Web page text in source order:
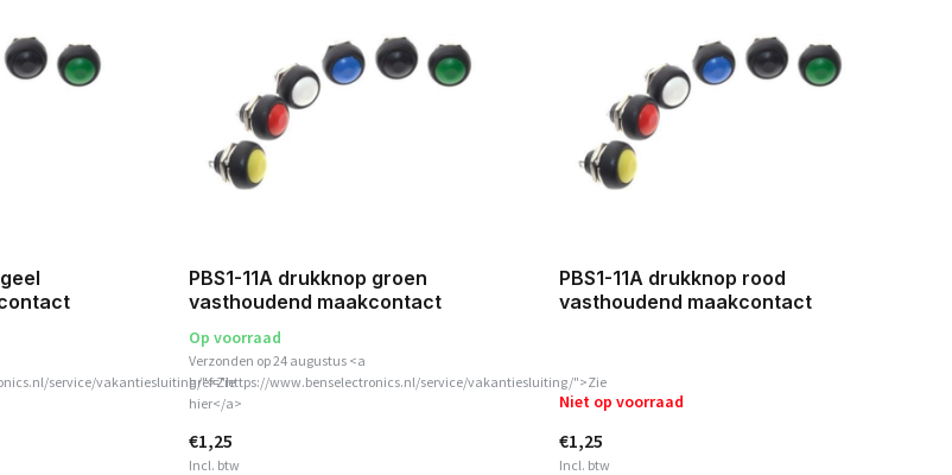
service/vakantiesluiting/">Zie
PBS1-11A drukknop groen
vasthoudend maakcontact
Op voorraad
Verzonden op 24 augustus <a
href="https://www.benselectronics.nl/service/vakantiesluiting/">Zie
hier</a>
€1,25
Incl. btw
PBS1-11A drukknop rood
vasthoudend maakcontact
Niet op voorraad
€1,25
Incl. btw